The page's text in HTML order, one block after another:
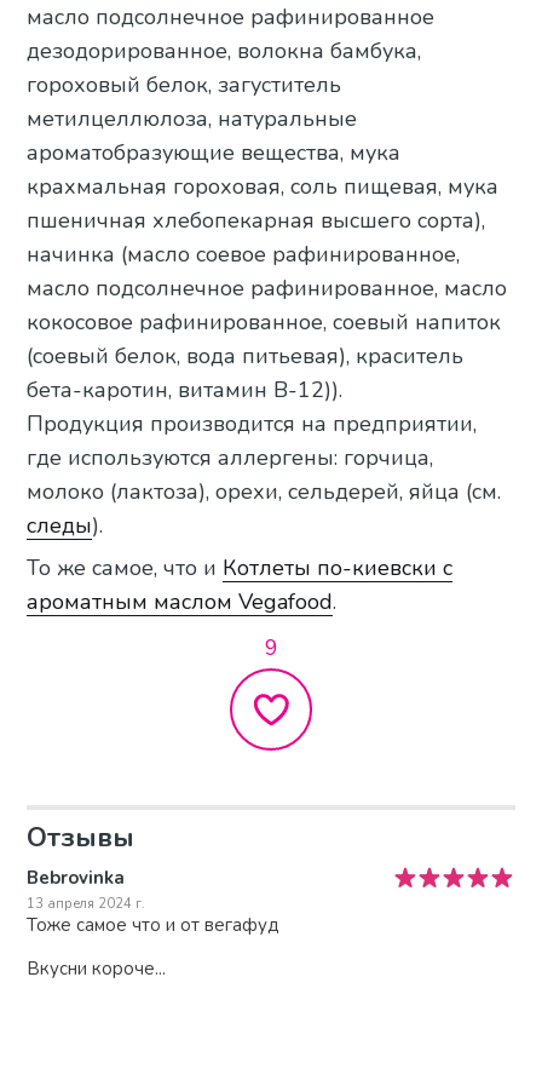
масло подсолнечное рафинированное
дезодорированное, волокна бамбука,
гороховый белок, загуститель
метилцеллюлоза, натуральные
ароматобразующие вещества, мука
крахмальная гороховая, соль пищевая, мука
пшеничная хлебопекарная высшего сорта),
начинка (масло соевое рафинированное,
масло подсолнечное рафинированное, масло
кокосовое рафинированное, соевый напиток
(соевый белок, вода питьевая), краситель
бета-каротин, витамин B-12)).
Продукция производится на предприятии,
где используются аллергены: горчица,
молоко (лактоза), орехи, сельдерей, яйца (см.
следы).
То же самое, что и Котлеты по-киевски с
ароматным маслом Vegafood.
9
Отзывы
Bebrovinka
13 апреля 2024 г.
Тоже самое что и от вегафуд
Вкусни короче...